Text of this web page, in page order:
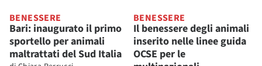
BENESSERE
Bari: inaugurato il primo
sportello per animali
maltrattati del Sud Italia
BENESSERE
Il benessere degli animali
inserito nelle linee guida
OCSE per le